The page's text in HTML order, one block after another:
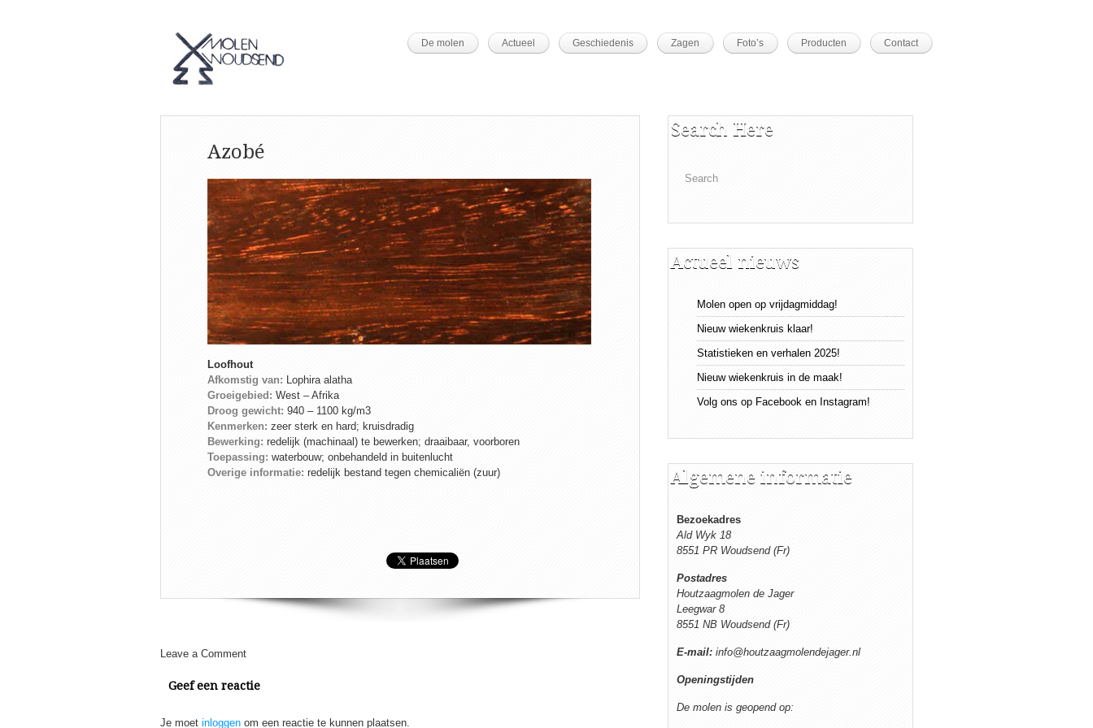
De molen Actueel Geschiedenis Zagen Foto’s Producten Contact
Azobé
Loofhout
Afkomstig van: Lophira alatha
Groeigebied: West – Afrika
Droog gewicht: 940 – 1100 kg/m3
Kenmerken: zeer sterk en hard; kruisdradig
Bewerking: redelijk (machinaal) te bewerken; draaibaar, voorboren
Toepassing: waterbouw; onbehandeld in buitenlucht
Overige informatie: redelijk bestand tegen chemicaliën (zuur)
Leave a Comment
Geef een reactie
Je moet inloggen om een reactie te kunnen plaatsen.
Search Here
Actueel nieuws
Molen open op vrijdagmiddag!
Nieuw wiekenkruis klaar!
Statistieken en verhalen 2025!
Nieuw wiekenkruis in de maak!
Volg ons op Facebook en Instagram!
Algemene informatie
Bezoekadres
Ald Wyk 18
8551 PR Woudsend (Fr)
Postadres
Houtzaagmolen de Jager
Leegwar 8
8551 NB Woudsend (Fr)
E-mail: info@houtzaagmolendejager.nl
Openingstijden
De molen is geopend op: